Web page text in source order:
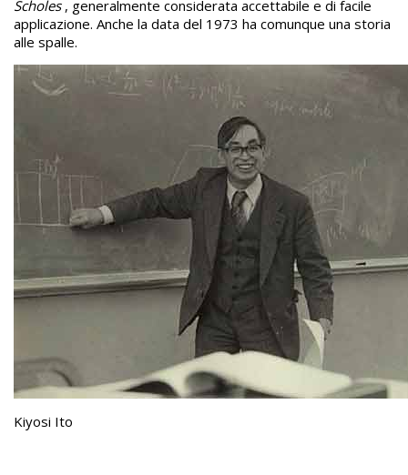
Scholes , generalmente considerata accettabile e di facile
applicazione. Anche la data del 1973 ha comunque una storia
alle spalle.
Kiyosi Ito